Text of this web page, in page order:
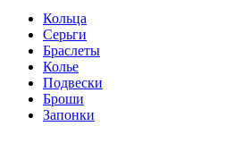
Кольца
Серьги
Браслеты
Колье
Подвески
Броши
Запонки